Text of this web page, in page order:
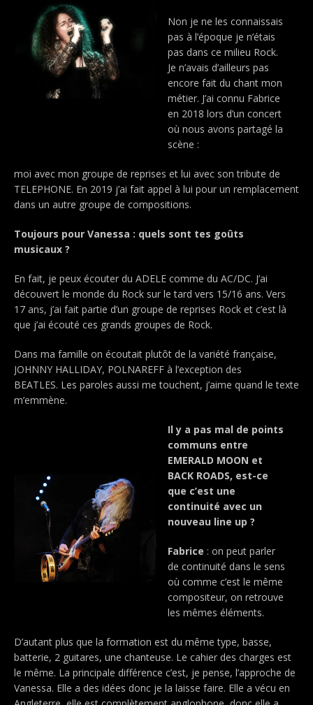
Non je ne les connaissais
pas à l’époque je n’étais
pas dans ce milieu Rock.
Je n’avais d’ailleurs pas
encore fait du chant mon
métier. J’ai connu Fabrice
en 2018 lors d’un concert
où nous avons partagé la
scène :
moi avec mon groupe de reprises et lui avec son tribute de
TELEPHONE. En 2019 j’ai fait appel à lui pour un remplacement
dans un autre groupe de compositions.
Toujours pour Vanessa : quels sont tes goûts
musicaux ?
En fait, je peux écouter du ADELE comme du AC/DC. J’ai
découvert le monde du Rock sur le tard vers 15/16 ans. Vers
17 ans, j’ai fait partie d’un groupe de reprises Rock et c’est là
que j’ai écouté ces grands groupes de Rock.
Dans ma famille on écoutait plutôt de la variété française,
JOHNNY HALLIDAY, POLNAREFF à l’exception des
BEATLES. Les paroles aussi me touchent, j’aime quand le texte
m’emmène.
Il y a pas mal de points
communs entre
EMERALD MOON et
BACK ROADS, est-ce
que c’est une
continuité avec un
nouveau line up ?
Fabrice : on peut parler
de continuité dans le sens
où comme c’est le même
compositeur, on retrouve
les mêmes éléments.
D’autant plus que la formation est du même type, basse,
batterie, 2 guitares, une chanteuse. Le cahier des charges est
le même. La principale différence c’est, je pense, l’approche de
Vanessa. Elle a des idées donc je la laisse faire. Elle a vécu en